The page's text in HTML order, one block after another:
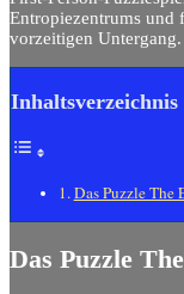
Entropiezentrums und
vorzeitigen Untergang.
Inhaltsverzeichnis
Das Puzzle The
Das Puzzle